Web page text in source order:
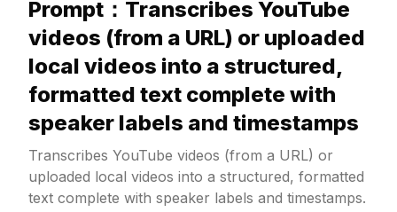
Prompt：Transcribes YouTube
videos (from a URL) or uploaded
local videos into a structured,
formatted text complete with
speaker labels and timestamps
Transcribes YouTube videos (from a URL) or
uploaded local videos into a structured, formatted
text complete with speaker labels and timestamps.
View Article